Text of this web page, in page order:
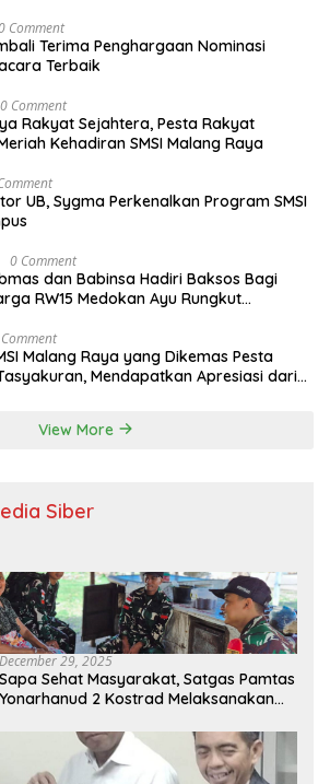
Comment
Terima Penghargaan Nominasi
Terbaik
0 Comment
Rakyat Sejahtera, Pesta Rakyat
Kehadiran SMSI Malang Raya
UB, Sygma Perkenalkan Program SMSI
0 Comment
dan Babinsa Hadiri Baksos Bagi
RW15 Medokan Ayu Rungkut
Malang Raya yang Dikemas Pesta
Mendapatkan Apresiasi dari
View More
Siber
December 29, 2025
Sapa Sehat Masyarakat, Satgas Pamtas
Yonarhanud 2 Kostrad Melaksanakan